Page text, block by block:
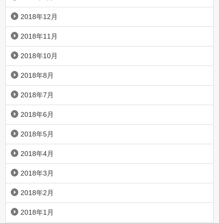
2018年12月
2018年11月
2018年10月
2018年8月
2018年7月
2018年6月
2018年5月
2018年4月
2018年3月
2018年2月
2018年1月